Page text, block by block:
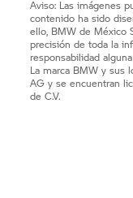
Aviso: Las imágenes
contenido ha sido
ello, BMW de México
precisión de toda la
responsabilidad
La marca BMW y sus
AG y se encuentran
de C.V.